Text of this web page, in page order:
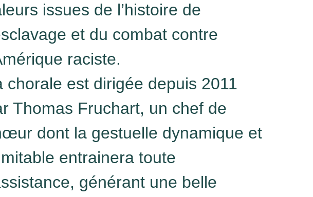
issues de l’histoire de
et du combat contre
raciste.
chorale est dirigée depuis 2011
Thomas Fruchart, un chef de
dont la gestuelle dynamique et
entrainera toute
générant une belle